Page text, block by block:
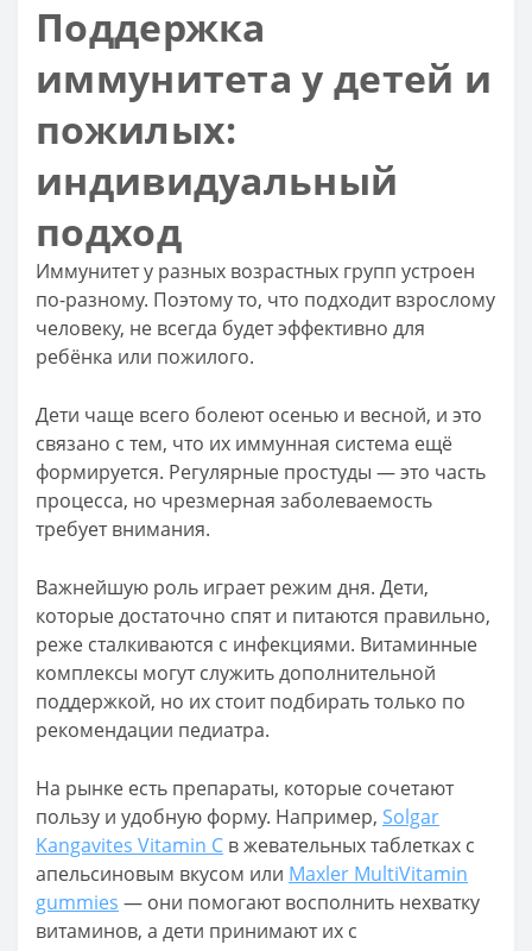
Поддержка
иммунитета у детей и
пожилых:
индивидуальный
подход
Иммунитет у разных возрастных групп устроен
по-разному. Поэтому то, что подходит взрослому
человеку, не всегда будет эффективно для
ребёнка или пожилого.
Дети чаще всего болеют осенью и весной, и это
связано с тем, что их иммунная система ещё
формируется. Регулярные простуды — это часть
процесса, но чрезмерная заболеваемость
требует внимания.
Важнейшую роль играет режим дня. Дети,
которые достаточно спят и питаются правильно,
реже сталкиваются с инфекциями. Витаминные
комплексы могут служить дополнительной
поддержкой, но их стоит подбирать только по
рекомендации педиатра.
На рынке есть препараты, которые сочетают
пользу и удобную форму. Например, Solgar
Kangavites Vitamin C в жевательных таблетках с
апельсиновым вкусом или Maxler MultiVitamin
gummies — они помогают восполнить нехватку
витаминов, а дети принимают их с